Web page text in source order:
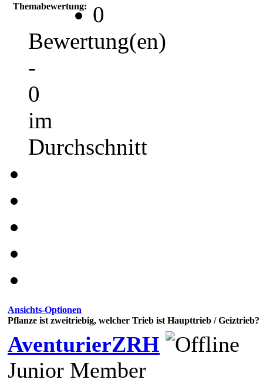
Themabewertung:
0
Bewertung(en)
-
0
im
Durchschnitt
Ansichts-Optionen
Pflanze ist zweitriebig, welcher Trieb ist Haupttrieb / Geiztrieb?
AventurierZRH
Junior Member